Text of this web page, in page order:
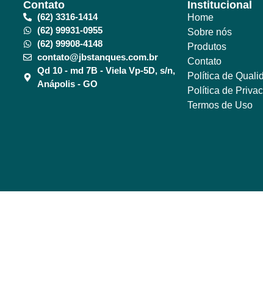
Contato
(62) 3316-1414
(62) 99931-0955
(62) 99908-4148
contato@jbstanques.com.br
Qd 10 - md 7B - Viela Vp-5D, s/n,
Anápolis - GO
Institucional
Home
Sobre nós
Produtos
Contato
Política de
Política de
Termos de Uso